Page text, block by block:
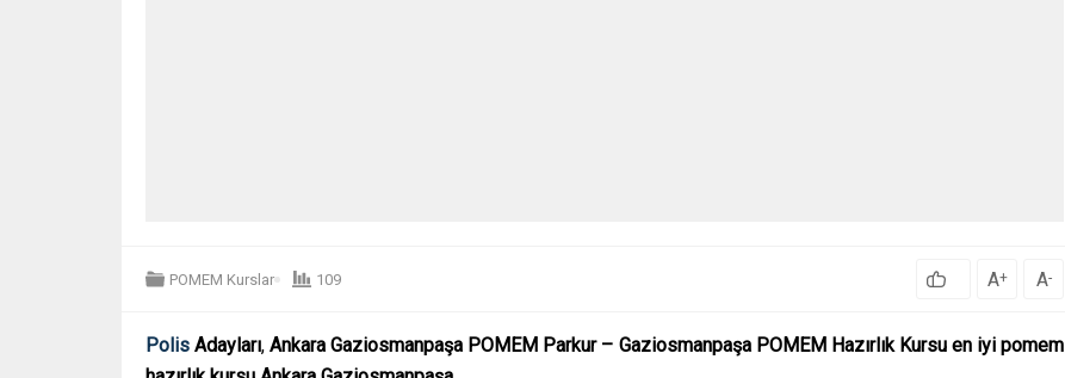
POMEM Kurslar 109 A+ A-
Polis Adayları,Ankara Gaziosmanpaşa POMEM Parkur – Gaziosmanpaşa POMEM Hazırlık Kursu en iyi pomem